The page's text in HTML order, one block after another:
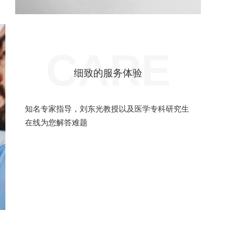
CARE
细致的服务体验
知名专家指导，刘东光教授以及医学专科研究生
在线为您解答难题